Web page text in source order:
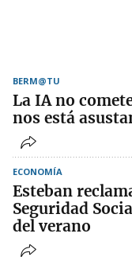
BERM@TU
La IA no
nos está
ECONOMÍA
Esteban
Seguridad
del verano